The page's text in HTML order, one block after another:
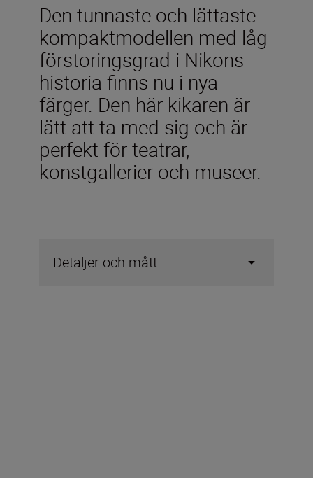
Den tunnaste och lättaste
kompaktmodellen med låg
förstoringsgrad i Nikons
historia finns nu i nya
färger. Den här kikaren är
lätt att ta med sig och är
perfekt för teatrar,
konstgallerier och museer.
Detaljer och mått